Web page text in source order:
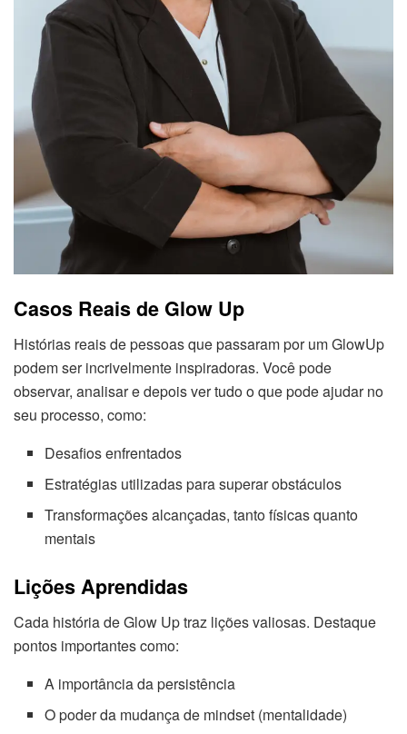
Casos Reais de Glow Up
Histórias reais de pessoas que passaram por um GlowUp
podem ser incrivelmente inspiradoras. Você pode
observar, analisar e depois ver tudo o que pode ajudar no
seu processo, como:
Desafios enfrentados
Estratégias utilizadas para superar obstáculos
Transformações alcançadas, tanto físicas quanto
mentais
Lições Aprendidas
Cada história de Glow Up traz lições valiosas. Destaque
pontos importantes como:
A importância da persistência
O poder da mudança de mindset (mentalidade)